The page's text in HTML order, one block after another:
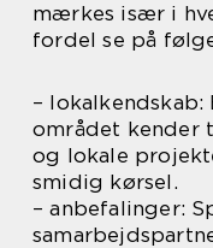
mærkes især i
fordel se på
– lokalkendskab:
området kender
og lokale
smidig kørsel.
– anbefalinger: